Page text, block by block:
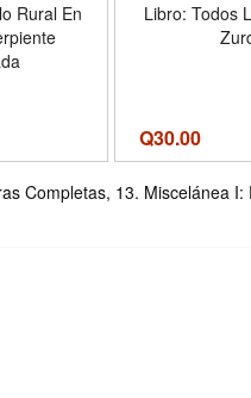
Rural En
Libro: Todos
Q30.00
Completas, 13. Miscelánea I: